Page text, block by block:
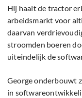
Hij haalt de tractor
arbeidsmarkt voor
daarvan
stroomden boeren
uiteindelijk de
George onderbouwt
in